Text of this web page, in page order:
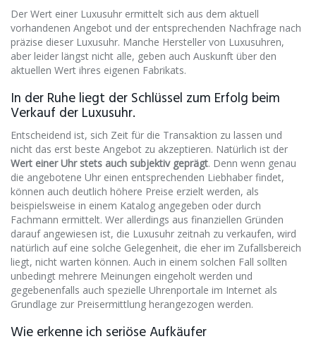
Der Wert einer Luxusuhr ermittelt sich aus dem aktuell
vorhandenen Angebot und der entsprechenden Nachfrage nach
präzise dieser Luxusuhr. Manche Hersteller von Luxusuhren,
aber leider längst nicht alle, geben auch Auskunft über den
aktuellen Wert ihres eigenen Fabrikats.
In der Ruhe liegt der Schlüssel zum Erfolg beim
Verkauf der Luxusuhr.
Entscheidend ist, sich Zeit für die Transaktion zu lassen und
nicht das erst beste Angebot zu akzeptieren. Natürlich ist der
Wert einer Uhr stets auch subjektiv geprägt. Denn wenn genau
die angebotene Uhr einen entsprechenden Liebhaber findet,
können auch deutlich höhere Preise erzielt werden, als
beispielsweise in einem Katalog angegeben oder durch
Fachmann ermittelt. Wer allerdings aus finanziellen Gründen
darauf angewiesen ist, die Luxusuhr zeitnah zu verkaufen, wird
natürlich auf eine solche Gelegenheit, die eher im Zufallsbereich
liegt, nicht warten können. Auch in einem solchen Fall sollten
unbedingt mehrere Meinungen eingeholt werden und
gegebenenfalls auch spezielle Uhrenportale im Internet als
Grundlage zur Preisermittlung herangezogen werden.
Wie erkenne ich seriöse Aufkäufer